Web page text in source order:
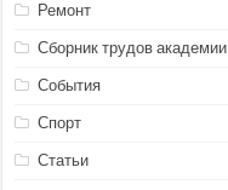
Ремонт
Сборник трудов академии
События
Спорт
Статьи